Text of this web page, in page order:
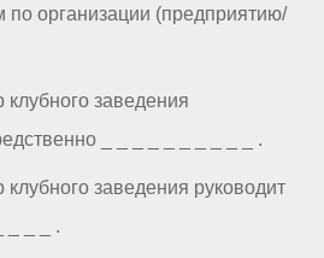
по организации (предприятию/
заведения
_ _ _ _ _ _ _ _ _ _ .
заведения руководит
_ _ _ .